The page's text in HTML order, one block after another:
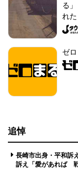
る
れ
ゼ
追悼
長崎市出身・平和訴
訴え「愛があれば